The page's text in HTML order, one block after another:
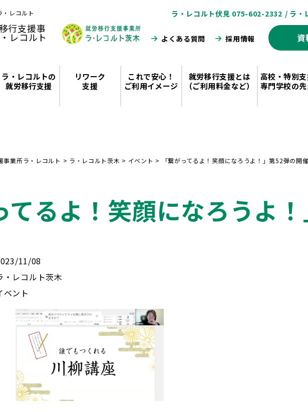
レコルト ラ・レコルト伏見 075-602-2332 / ラ・
よくある質問 採用情報 資
ラ・レコルトの
就労移行支援
リワーク
支援
これで安心！
ご利用イメージ
就労移行支援とは
（ご利用料金など）
高校・特別
専門学校の
事業所ラ・レコルト > ラ・レコルト茨木 > イベント > 「繋がってるよ！笑顔になろうよ！」第52弾の開
てるよ！笑顔になろうよ
11/08
・レコルト茨木
ベント